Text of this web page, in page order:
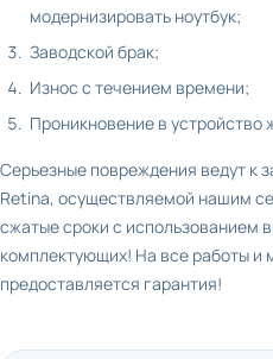
модернизировать ноутбук;
Заводской брак;
Износ с течением времени;
Проникновение в устройство
Серьезные повреждения ведут к
Retina, осуществляемой нашим
сжатые сроки с использованием
комплектующих! На все работы и
предоставляется гарантия!